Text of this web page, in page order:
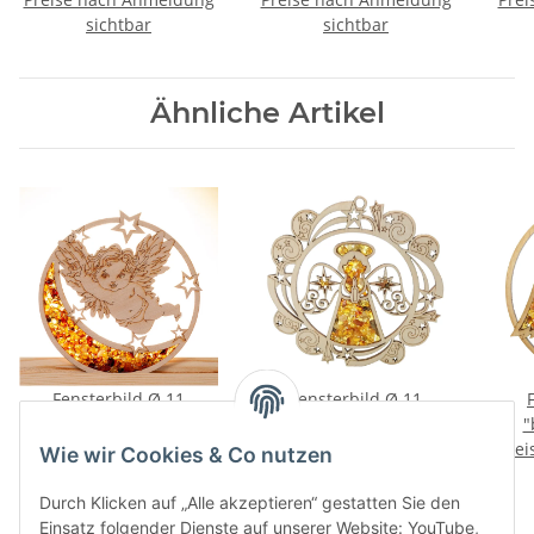
Wie wir Cookies & Co nutzen
Durch Klicken auf „Alle akzeptieren“ gestatten Sie den
Einsatz folgender Dienste auf unserer Website: YouTube,
sichtbar
sichtbar
Ähnliche Artikel
Fensterbild Ø 11
Bernstein/Birke
Preise nach Anmeldung
Fensterbild Ø 11
Bernstein/Birke
Preise nach Anmeldung